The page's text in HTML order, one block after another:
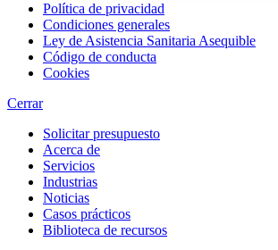
Política de privacidad
Condiciones generales
Ley de Asistencia Sanitaria Asequible
Código de conducta
Cookies
Cerrar
Solicitar presupuesto
Acerca de
Servicios
Industrias
Noticias
Casos prácticos
Biblioteca de recursos